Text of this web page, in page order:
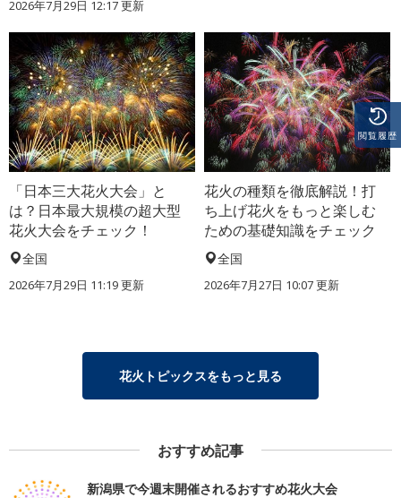
2026年7月29日 12:17 更新
「日本三大花火大会」と
は？日本最大規模の超大型
花火大会をチェック！
全国
2026年7月29日 11:19 更新
花火の種類を徹底解説！打
ち上げ花火をもっと楽しむ
ための基礎知識をチェック
全国
2026年7月27日 10:07 更新
花火トピックスをもっと見る
おすすめ記事
新潟県で今週末開催されるおすすめ花火大会
閲覧履歴